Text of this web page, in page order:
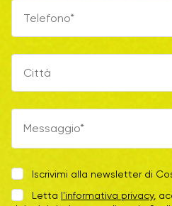
Iscrivimi alla newsletter di
Letta l'informativa privacy,